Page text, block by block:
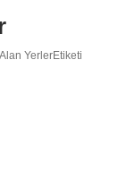
YerlerEtiketi